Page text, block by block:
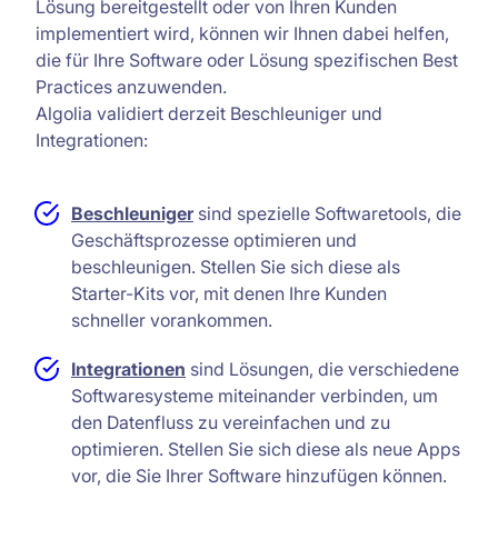
Lösung bereitgestellt oder von Ihren Kunden
implementiert wird, können wir Ihnen dabei helfen,
die für Ihre Software oder Lösung spezifischen Best
Practices anzuwenden.
Algolia validiert derzeit Beschleuniger und
Integrationen:
Beschleuniger sind spezielle Softwaretools, die
Geschäftsprozesse optimieren und
beschleunigen. Stellen Sie sich diese als
Starter-Kits vor, mit denen Ihre Kunden
schneller vorankommen.
Integrationen sind Lösungen, die verschiedene
Softwaresysteme miteinander verbinden, um
den Datenfluss zu vereinfachen und zu
optimieren. Stellen Sie sich diese als neue Apps
vor, die Sie Ihrer Software hinzufügen können.